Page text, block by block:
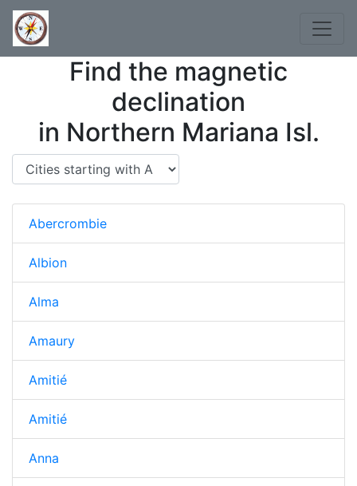
Find the magnetic
declination
in Northern Mariana Isl.
Abercrombie
Albion
Alma
Amaury
Amitié
Amitié
Anna